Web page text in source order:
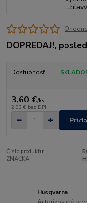
DOPREDAJ!,
Dostupnosť
3,60 €/ks
2,93 € bez DPH
Číslo produktu:
ZNAČKA:
Husqvarna